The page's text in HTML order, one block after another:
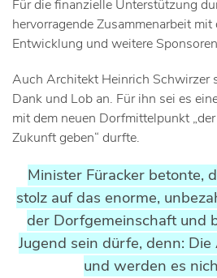
Für die finanzielle Unterstützung
hervorragende Zusammenarbeit
Entwicklung und weitere
Auch Architekt Heinrich Schwirzer
Dank und Lob an. Für ihn sei es
mit dem neuen Dorfmittelpunkt
Zukunft geben“ durfte.
Minister Füracker betonte,
stolz auf das enorme,
der Dorfgemeinschaft und
Jugend sein dürfe, denn: Die
und werden es